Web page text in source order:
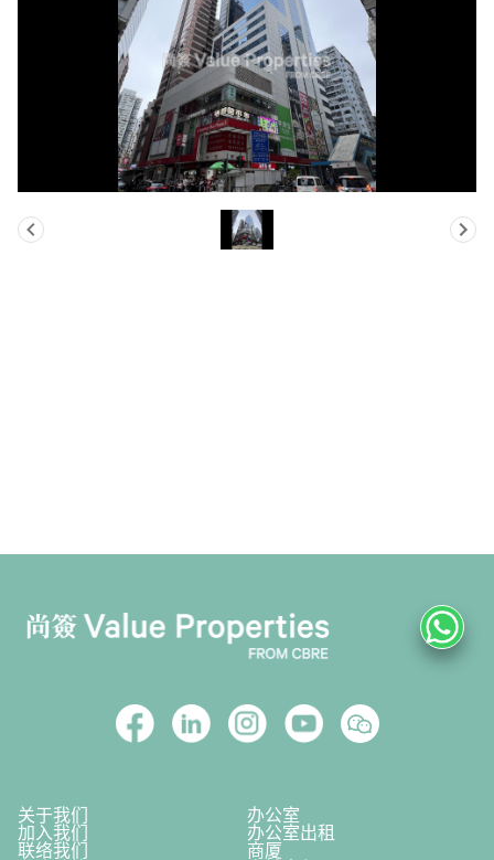
关于我们 办公室
加入我们 办公室出租
联络我们 商厦